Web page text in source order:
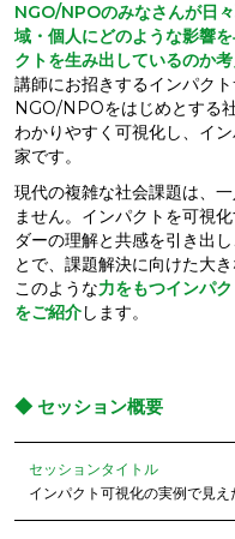
NGO/NPOのみなさんが日
域・個人にどのような影響
クトを生み出しているのか考
講師にお招きするインパク
NGO/NPOをはじめとする
わかりやすく可視化し、イ
家です。
現代の複雑な社会課題は、
ません。インパクトを可視
ダーの理解と共感を引き出
とで、課題解決に向けた大
このような力をもつインパ
をご紹介します。
◆ セッション概要
セッションタイトル
インパクト可視化の実例で見